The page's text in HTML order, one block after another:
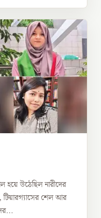
উঠেছিল নারীদের
টিয়ারগ্যাসের শেল আর